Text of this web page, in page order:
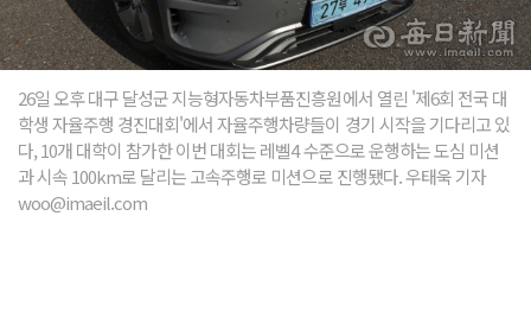
26일 오후 대구 달성군 지능형자동차부품진흥원에서 열린 '제6회 전국 대
학생 자율주행 경진대회'에서 자율주행차량들이 경기 시작을 기다리고 있
다, 10개 대학이 참가한 이번 대회는 레벨4 수준으로 운행하는 도심 미션
과 시속 100km로 달리는 고속주행로 미션으로 진행됐다. 우태욱 기자
woo@imaeil.com